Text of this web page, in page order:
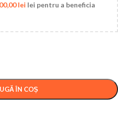
lei lei pentru a beneficia
ÎN COȘ